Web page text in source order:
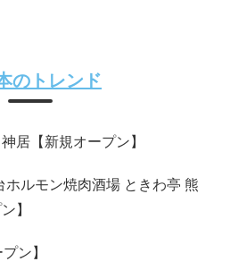
のトレンド
居【新規オープン】
ルモン焼肉酒場 ときわ亭 熊
】
ン】